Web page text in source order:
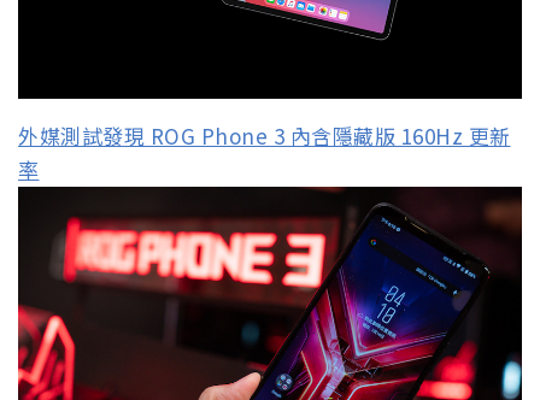
外媒測試發現 ROG Phone 3 內含隱藏版 160Hz 更新
率